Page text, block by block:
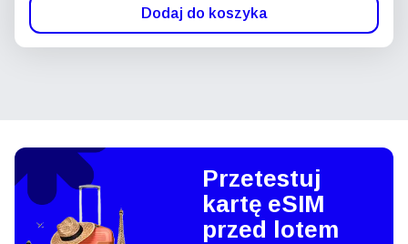
Dodaj do koszyka
Przetestuj
kartę eSIM
przed lotem